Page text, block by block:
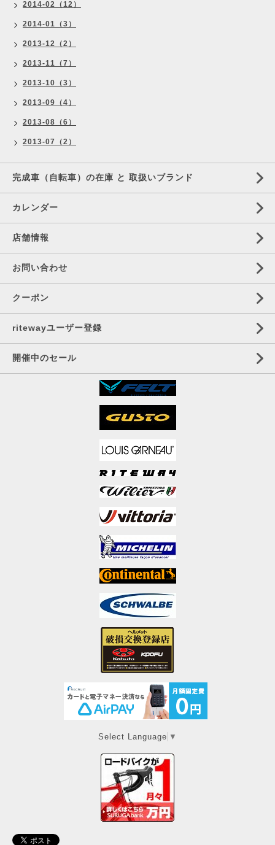
2014-02（12）
2014-01（3）
2013-12（2）
2013-11（7）
2013-10（3）
2013-09（4）
2013-08（6）
2013-07（2）
完成車（自転車）の在庫 と 取扱いブランド
カレンダー
店舗情報
お問い合わせ
クーポン
ritewayユーザー登録
開催中のセール
Select Language ▼